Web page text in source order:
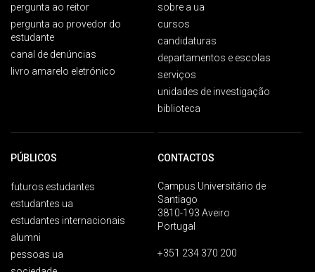
pergunta ao reitor
pergunta ao provedor do
estudante
canal de denúncias
livro amarelo eletrónico
sobre a ua
cursos
candidaturas
departamentos e escolas
serviços
unidades de investigação
biblioteca
PÚBLICOS
futuros estudantes
estudantes ua
estudantes internacionais
alumni
pessoas ua
CONTACTOS
Campus Universitário de
Santiago
3810-193 Aveiro
Portugal
+351 234 370 200